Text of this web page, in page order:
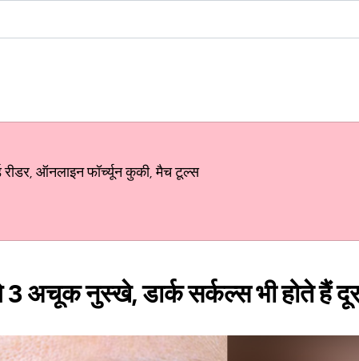
ऑनलाइन फॉर्च्यून कुकी, मैच टूल्स
नुस्‍खे, डार्क सर्कल्‍स भी होते हैं